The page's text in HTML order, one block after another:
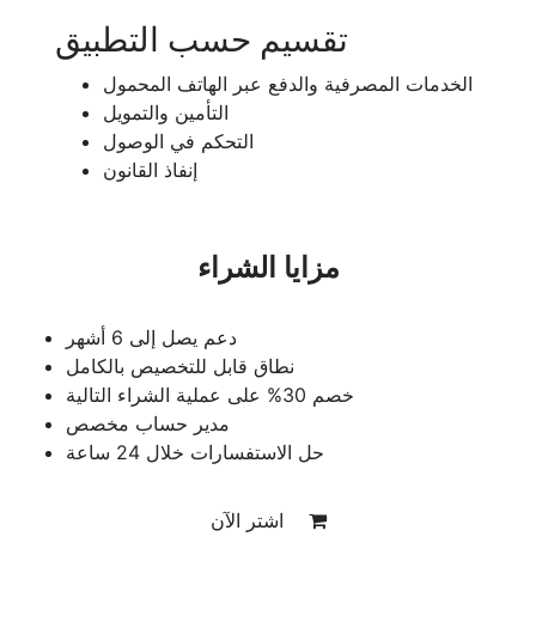
تقسيم حسب التطبيق
الخدمات المصرفية والدفع عبر الهاتف المحمول
التأمين والتمويل
التحكم في الوصول
إنفاذ القانون
مزايا الشراء
دعم يصل إلى 6 أشهر
نطاق قابل للتخصيص بالكامل
خصم 30% على عملية الشراء التالية
مدير حساب مخصص
حل الاستفسارات خلال 24 ساعة